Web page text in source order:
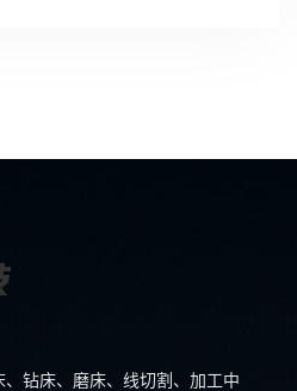
钻床、磨床、线切割、加工中